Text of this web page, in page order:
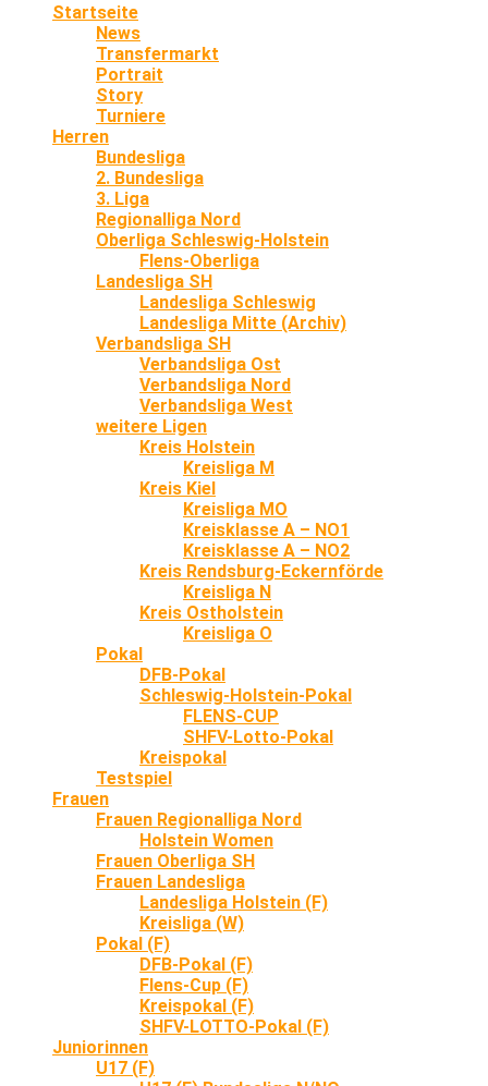
Startseite
News
Transfermarkt
Portrait
Story
Turniere
Herren
Bundesliga
2. Bundesliga
3. Liga
Regionalliga Nord
Oberliga Schleswig-Holstein
Flens-Oberliga
Landesliga SH
Landesliga Schleswig
Landesliga Mitte (Archiv)
Verbandsliga SH
Verbandsliga Ost
Verbandsliga Nord
Verbandsliga West
weitere Ligen
Kreis Holstein
Kreisliga M
Kreis Kiel
Kreisliga MO
Kreisklasse A – NO1
Kreisklasse A – NO2
Kreis Rendsburg-Eckernförde
Kreisliga N
Kreis Ostholstein
Kreisliga O
Pokal
DFB-Pokal
Schleswig-Holstein-Pokal
FLENS-CUP
SHFV-Lotto-Pokal
Kreispokal
Testspiel
Frauen
Frauen Regionalliga Nord
Holstein Women
Frauen Oberliga SH
Frauen Landesliga
Landesliga Holstein (F)
Kreisliga (W)
Pokal (F)
DFB-Pokal (F)
Flens-Cup (F)
Kreispokal (F)
SHFV-LOTTO-Pokal (F)
Juniorinnen
U17 (F)